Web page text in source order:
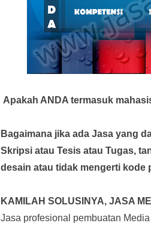
Apakah ANDA termasuk
Bagaimana jika ada Jasa yang
Skripsi atau Tesis atau Tugas,
desain atau tidak mengerti kode
KAMILAH SOLUSINYA, JASA
Jasa profesional pembuatan